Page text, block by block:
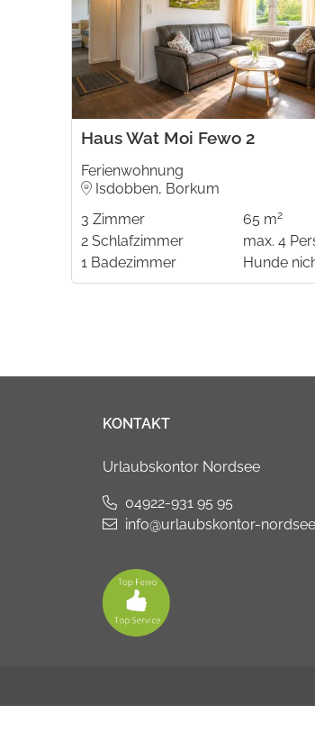
Haus Wat Moi Fewo 2
Ferienwohnung
Isdobben, Borkum
3 Zimmer
2 Schlafzimmer
1 Badezimmer
65 m2
max. 4
Hunde
KONTAKT
Urlaubskontor Nordsee
04922-931 95 95
info@urlaubskontor-